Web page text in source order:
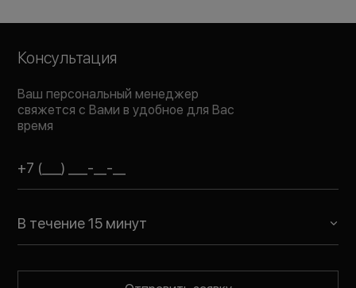
Консультация
Ваш персональный менеджер
свяжется с Вами в удобное для Вас
время
В течение 15 минут